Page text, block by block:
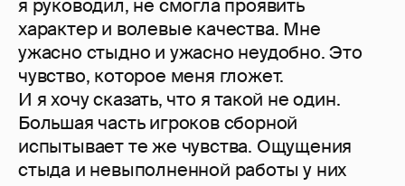
я руководил, не смогла проявить
характер и волевые качества. Мне
ужасно стыдно и ужасно неудобно. Это
чувство, которое меня гложет.
И я хочу сказать, что я такой не один.
Большая часть игроков сборной
испытывает те же чувства. Ощущения
стыда и невыполненной работы у них